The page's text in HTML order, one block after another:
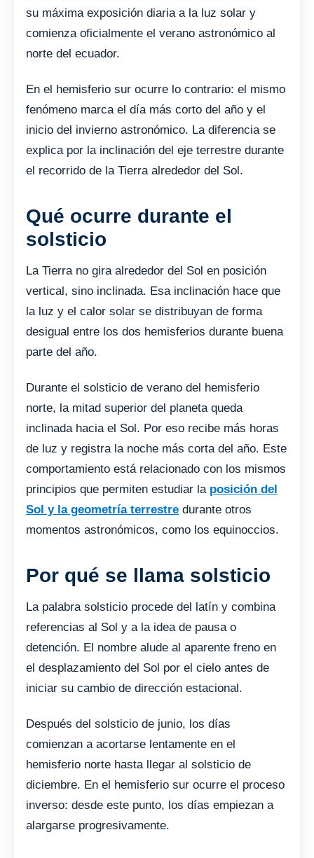
su máxima exposición diaria a la luz solar y
comienza oficialmente el verano astronómico al
norte del ecuador.
En el hemisferio sur ocurre lo contrario: el mismo
fenómeno marca el día más corto del año y el
inicio del invierno astronómico. La diferencia se
explica por la inclinación del eje terrestre durante
el recorrido de la Tierra alrededor del Sol.
Qué ocurre durante el
solsticio
La Tierra no gira alrededor del Sol en posición
vertical, sino inclinada. Esa inclinación hace que
la luz y el calor solar se distribuyan de forma
desigual entre los dos hemisferios durante buena
parte del año.
Durante el solsticio de verano del hemisferio
norte, la mitad superior del planeta queda
inclinada hacia el Sol. Por eso recibe más horas
de luz y registra la noche más corta del año. Este
comportamiento está relacionado con los mismos
principios que permiten estudiar la posición del
Sol y la geometría terrestre durante otros
momentos astronómicos, como los equinoccios.
Por qué se llama solsticio
La palabra solsticio procede del latín y combina
referencias al Sol y a la idea de pausa o
detención. El nombre alude al aparente freno en
el desplazamiento del Sol por el cielo antes de
iniciar su cambio de dirección estacional.
Después del solsticio de junio, los días
comienzan a acortarse lentamente en el
hemisferio norte hasta llegar al solsticio de
diciembre. En el hemisferio sur ocurre el proceso
inverso: desde este punto, los días empiezan a
alargarse progresivamente.